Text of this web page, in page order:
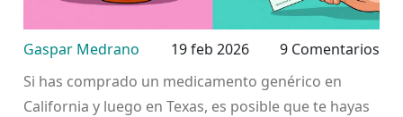
Gaspar Medrano 19 feb 2026
9 Comentarios
Si has comprado un medicamento genérico en
California y luego en Texas, es posible que te hayas